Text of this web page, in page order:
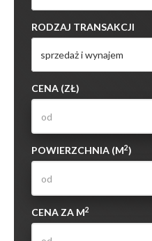
RODZAJ TRANSAKCJI
sprzedaż i wynajem
CENA (ZŁ)
POWIERZCHNIA (M2)
CENA ZA M2